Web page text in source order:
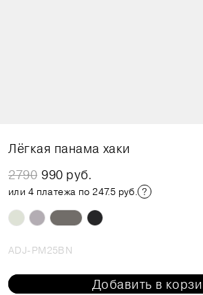
Лёгкая панама хаки
2790 990 руб.
или 4 платежа по 247.5 руб.
ADJ-PM25BN
Добавить в